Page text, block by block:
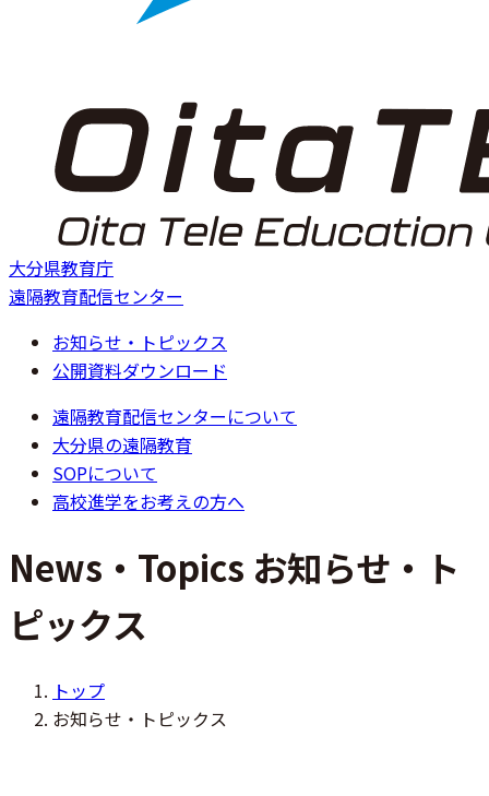
大分県教育庁
遠隔教育配信センター
お知らせ・トピックス
公開資料ダウンロード
遠隔教育配信センターについて
大分県の遠隔教育
SOPについて
高校進学をお考えの方へ
News・Topics お知らせ・ト
ピックス
トップ
お知らせ・トピックス